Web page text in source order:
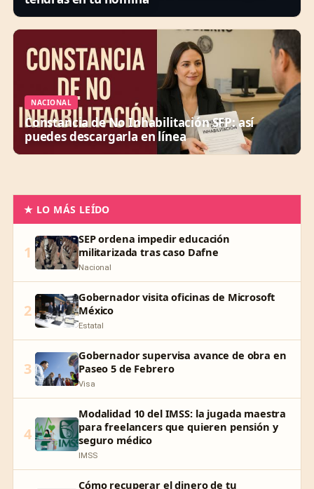
NACIONAL
Constancia de No Inhabilitación SFP: así
puedes descargarla en línea
★ LO MÁS LEÍDO
1
SEP ordena impedir educación
militarizada tras caso Dafne
Nacional
2
Gobernador visita oficinas de Microsoft
México
Estatal
3
Gobernador supervisa avance de obra en
Paseo 5 de Febrero
Visa
4
Modalidad 10 del IMSS: la jugada maestra
para freelancers que quieren pensión y
seguro médico
IMSS
Cómo recuperar el dinero de tu